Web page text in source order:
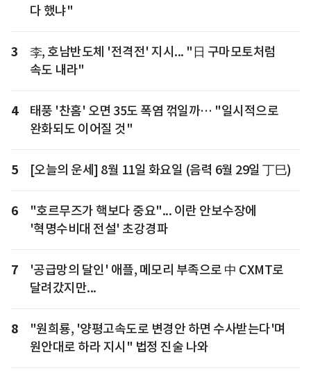
다 했냐"
3
李, 호남반도체 '전격전' 지시... "日 구마모토처럼
속도 내라"
4
태풍 '찬홈' 오면 35도 폭염 꺾일까… "일시적으로
완화되도 이어질 것"
5 [오늘의 운세] 8월 11일 화요일 (음력 6월 29일 丁巳)
6
"호르무즈가 핵보다 중요"... 이란 안보수장에
'혁명수비대 전설' 초강경파
7
'공급망의 달인' 애플, 메모리 부족으로 中 CXMT로
달려갔지만...
8
"원희룡, '양평고속도로 변경안 하면 수사받는다'며
원안대로 하라 지시" 법정 진술 나와